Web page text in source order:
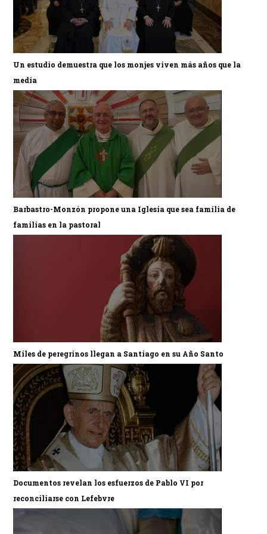
Un estudio demuestra que los monjes viven más años que la
media
Barbastro-Monzón propone una Iglesia que sea familia de
familias en la pastoral
Miles de peregrinos llegan a Santiago en su Año Santo
Documentos revelan los esfuerzos de Pablo VI por
reconciliarse con Lefebvre